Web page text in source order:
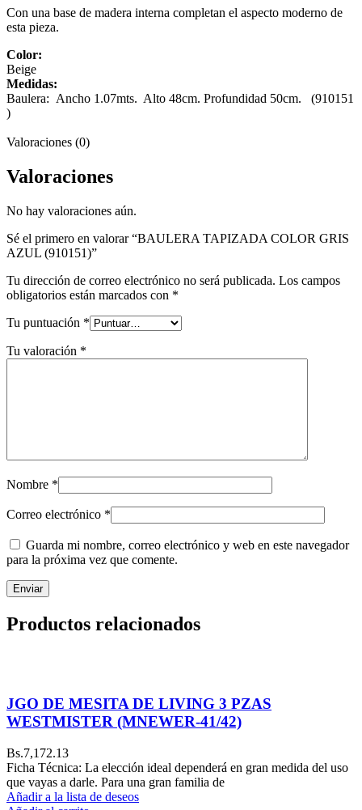
Con una base de madera interna completan el aspecto moderno de
esta pieza.
Color:
Beige
Medidas:
Baulera: Ancho 1.07mts. Alto 48cm. Profundidad 50cm. (910151
)
Valoraciones (0)
Valoraciones
No hay valoraciones aún.
Sé el primero en valorar “BAULERA TAPIZADA COLOR GRIS
AZUL (910151)”
Tu dirección de correo electrónico no será publicada. Los campos
obligatorios están marcados con *
Tu puntuación *
Tu valoración *
Nombre *
Correo electrónico *
Guarda mi nombre, correo electrónico y web en este navegador
para la próxima vez que comente.
Productos relacionados
JGO DE MESITA DE LIVING 3 PZAS
WESTMISTER (MNEWER-41/42)
Bs.7,172.13
Ficha Técnica: La elección ideal dependerá en gran medida del uso
que vayas a darle. Para una gran familia de
Añadir a la lista de deseos